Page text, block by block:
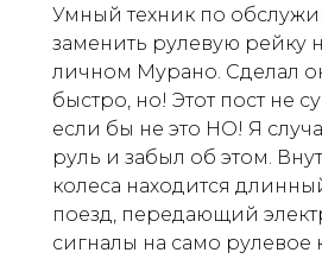
Умный техник по
заменить рулевую рейку
личном Мурано. Сделал
быстро, но! Этот пост не
если бы не это НО! Я
руль и забыл об этом.
колеса находится
поезд, передающий
сигналы на само рулевое